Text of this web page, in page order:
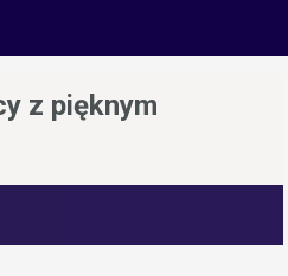
z pięknym